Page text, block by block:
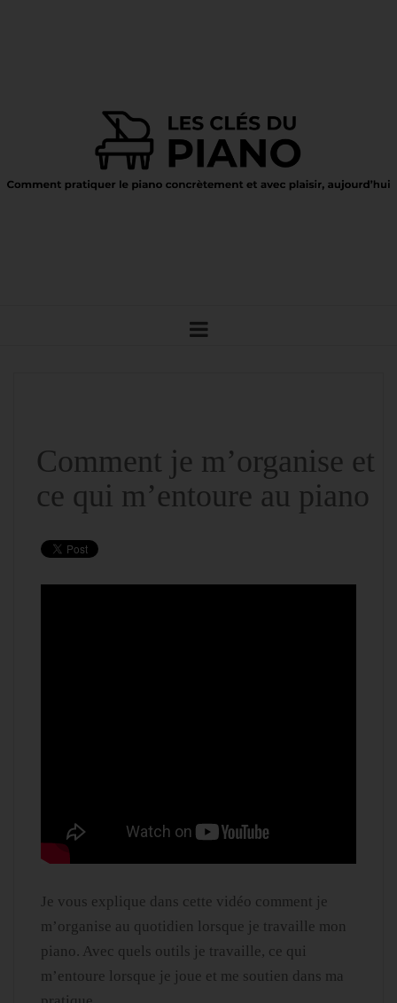
Comment je m’organise et
ce qui m’entoure au piano
Je vous explique dans cette vidéo comment je
m’organise au quotidien lorsque je travaille mon
piano. Avec quels outils je travaille, ce qui
m’entoure lorsque je joue et me soutien dans ma